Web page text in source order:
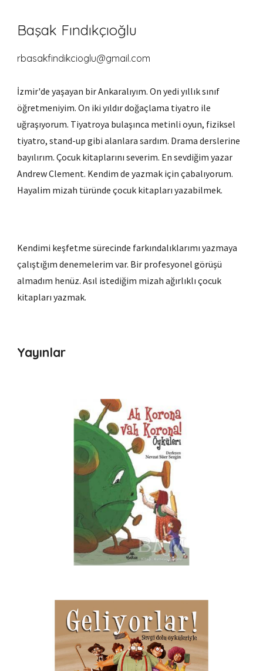
Başak Fındıkçıoğlu
rbasakfindikcioglu@gmail.com
İzmir'de yaşayan bir Ankaralıyım. Onyedi yıllık sınıf
öğretmeniyim. On iki yıldır doğaçlama tiyatro ile
uğraşıyorum. Tiyatroya bulaşınca metinli oyun, fiziksel
tiyatro, stand-up gibi alanlara sardım. Drama derslerine
bayılırım. Çocuk kitaplarını severim. En sevdiğim yazar
Andrew Clement. Kendim de yazmak için çabalıyorum.
Hayalim mizah türünde çocuk kitapları yazabilmek.
Kendimi keşfetme sürecinde farkındalıklarımı yazmaya
çalıştığım denemelerim var. Bir profesyonel görüşü
almadım henüz. Asıl istediğim mizah ağırlıklı çocuk
kitapları yazmak.
Yayınlar